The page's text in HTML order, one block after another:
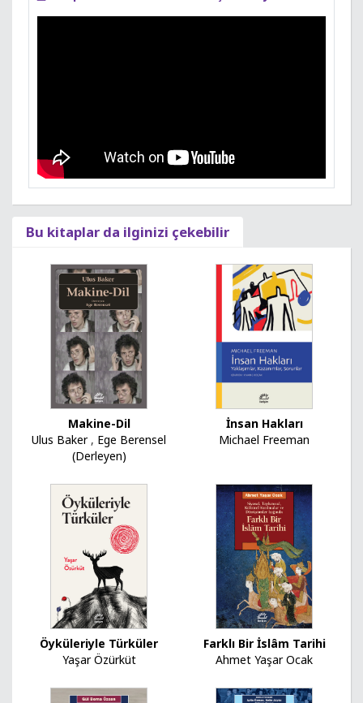
Bu kitaplar da ilginizi çekebilir
Makine-Dil
Ulus Baker, Ege Berensel
(Derleyen)
İnsan Hakları
Michael Freeman
Öyküleriyle Türküler
Yaşar Özürküt
Farklı Bir İslâm Tarihi
Ahmet Yaşar Ocak